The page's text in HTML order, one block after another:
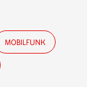
MOBILFUNK